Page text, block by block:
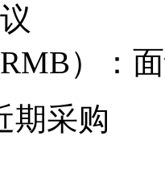
）：
期采购